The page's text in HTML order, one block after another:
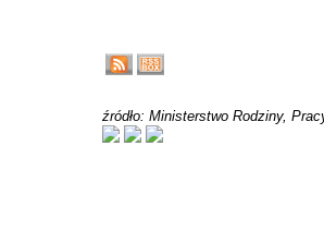
źródło: Ministerstwo Rodziny,